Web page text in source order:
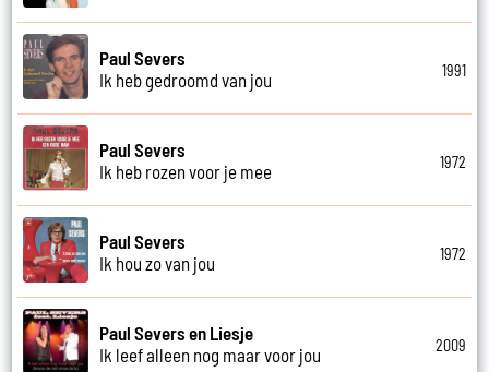
Paul Severs
Ik heb gedroomd van jou
1991
Paul Severs
Ik heb rozen voor je mee
1972
Paul Severs
Ik hou zo van jou
1972
Paul Severs en Liesje
Ik leef alleen nog maar voor jou
2009